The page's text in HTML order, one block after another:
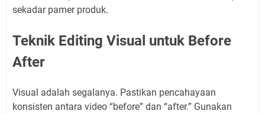
sekadar pamer produk.
Teknik Editing Visual untuk Before
After
Visual adalah segalanya. Pastikan pencahayaan
konsisten antara video “before” dan “after.” Gunakan